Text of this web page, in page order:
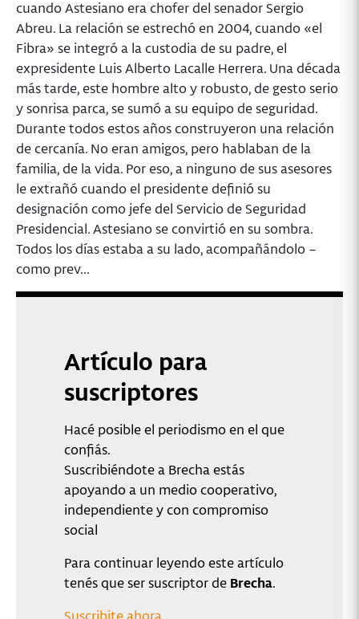
cuando Astesiano era chofer del senador Sergio
Abreu. La relación se estrechó en 2004, cuando «el
Fibra» se integró a la custodia de su padre, el
expresidente Luis Alberto Lacalle Herrera. Una década
más tarde, este hombre alto y robusto, de gesto serio
y sonrisa parca, se sumó a su equipo de seguridad.
Durante todos estos años construyeron una relación
de cercanía. No eran amigos, pero hablaban de la
familia, de la vida. Por eso, a ninguno de sus asesores
le extrañó cuando el presidente definió su
designación como jefe del Servicio de Seguridad
Presidencial. Astesiano se convirtió en su sombra.
Todos los días estaba a su lado, acompañándolo –
como prev...
Artículo para
suscriptores
Hacé posible el periodismo en el que
confiás.
Suscribiéndote a Brecha estás
apoyando a un medio cooperativo,
independiente y con compromiso
social
Para continuar leyendo este artículo
tenés que ser suscriptor de Brecha.
Suscribite ahora